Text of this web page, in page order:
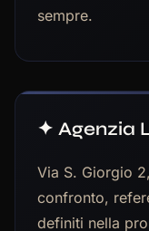
sempre.
✦ Agenzia
Via S. Giorgio
confronto,
definiti nella